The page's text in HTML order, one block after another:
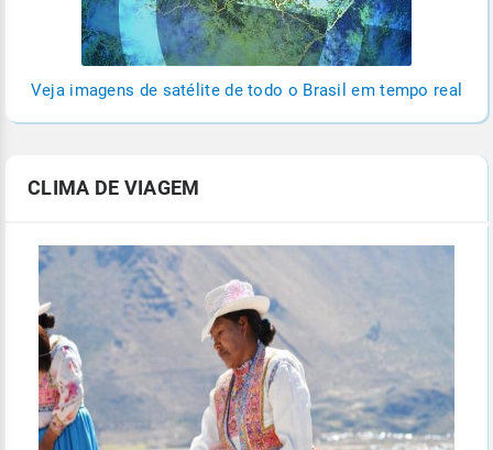
Veja imagens de satélite de todo o Brasil em tempo real
CLIMA DE VIAGEM